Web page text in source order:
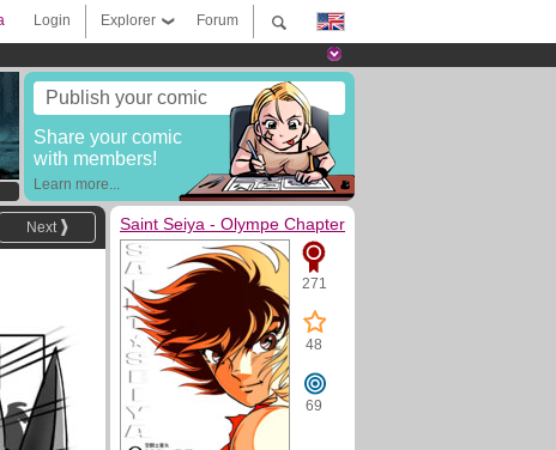
Forum
Explorer
Login
Publish your comic
Share your comic
with members!
Learn more...
Next Saint Seiya - Olympe Chapter
271
48
69